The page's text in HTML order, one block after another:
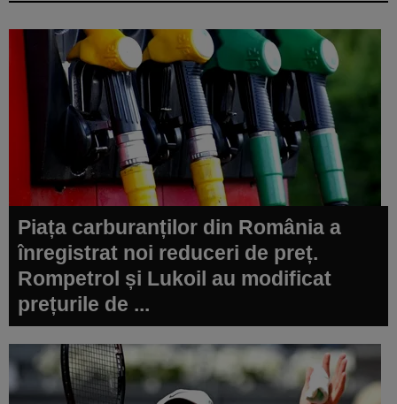
Piața carburanților din România a
înregistrat noi reduceri de preț.
Rompetrol și Lukoil au modificat
prețurile de ...